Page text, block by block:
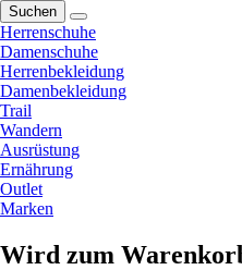
Suchen
Herrenschuhe
Damenschuhe
Herrenbekleidung
Damenbekleidung
Trail
Wandern
Ausrüstung
Ernährung
Outlet
Marken
Wird zum